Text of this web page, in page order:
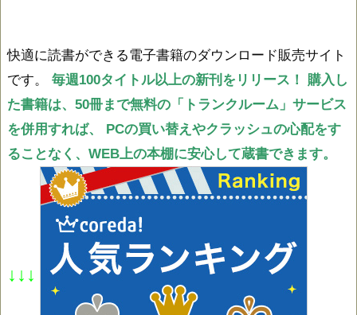
快適に読書ができる電子書籍のダウンロード販売サイト
です。 毎週100タイトル以上の新刊をリリース！
購入し
た書籍は、50冊まで無料の「トランクルーム」サービス
を併用すれば、
PCの買い替えやクラッシュの心配をす
ることなく、WEB上の本棚に安心して蔵書できます。
↓↓↓